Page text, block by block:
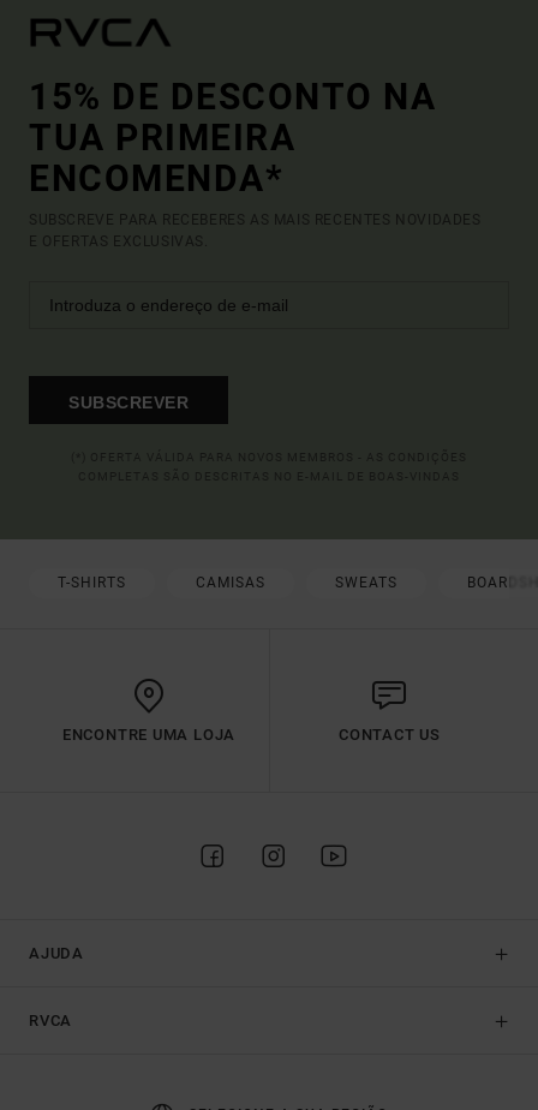
15% DE DESCONTO NA
TUA PRIMEIRA
ENCOMENDA*
SUBSCREVE PARA RECEBERES AS MAIS RECENTES NOVIDADES
E OFERTAS EXCLUSIVAS.
SUBSCREVER
T-SHIRTS CAMISAS SWEATS
ENCONTRE UMA LOJA CONTACT US
AJUDA
RVCA